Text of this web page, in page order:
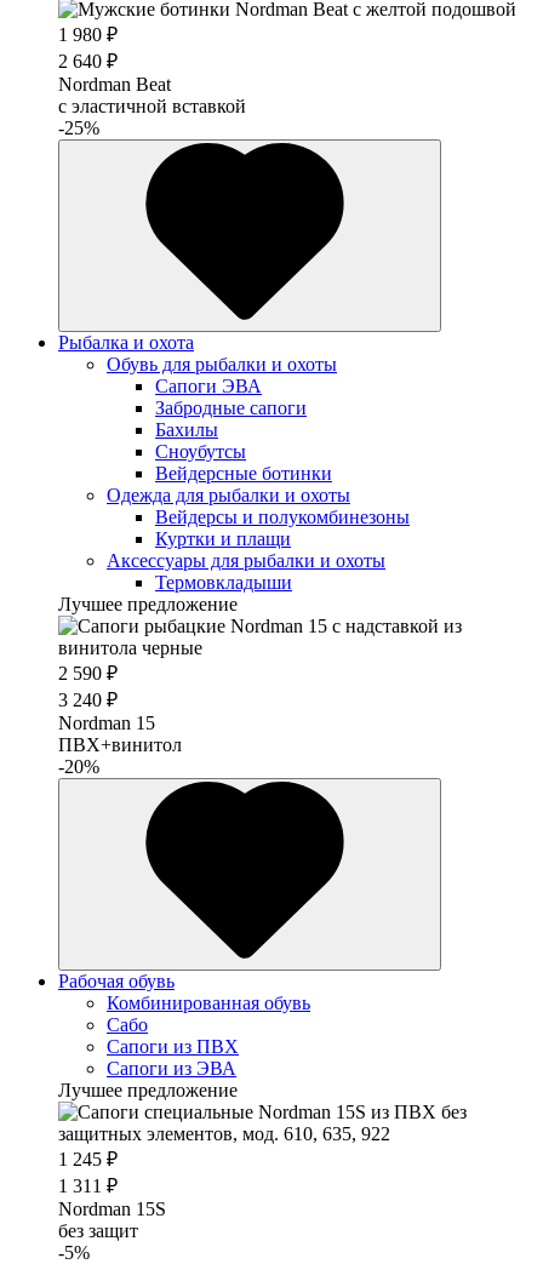
1 980 ₽
2 640 ₽
Nordman Beat
с эластичной вставкой
-25%
Рыбалка и охота
Обувь для рыбалки и охоты
Сапоги ЭВА
Забродные сапоги
Бахилы
Сноубутсы
Вейдерсные ботинки
Одежда для рыбалки и охоты
Вейдерсы и полукомбинезоны
Куртки и плащи
Аксессуары для рыбалки и охоты
Термовкладыши
Лучшее предложение
2 590 ₽
3 240 ₽
Nordman 15
ПВХ+винитол
-20%
Рабочая обувь
Комбинированная обувь
Сабо
Сапоги из ПВХ
Сапоги из ЭВА
Лучшее предложение
1 245 ₽
1 311 ₽
Nordman 15S
без защит
-5%